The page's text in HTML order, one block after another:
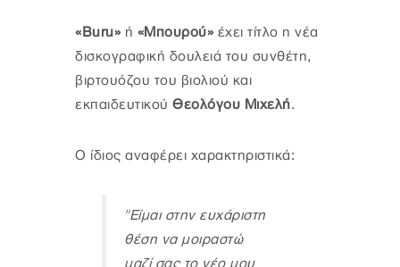
«Buru» ή «Μπουρού» έχει τίτλο η νέα
δισκογραφική δουλειά του συνθέτη,
βιρτουόζου του βιολιού και
εκπαιδευτικού Θεολόγου Μιχελή.
Ο ίδιος αναφέρει χαρακτηριστικά:
"Είμαι στην ευχάριστη
θέση να μοιραστώ
μαζί σας το νέο μου